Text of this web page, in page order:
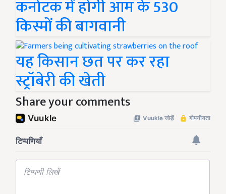
कर्नाटक में होगी आम के 530
किस्मों की बागवानी
यह किसान छत पर कर रहा
स्ट्रॉबेरी की खेती
Share your comments